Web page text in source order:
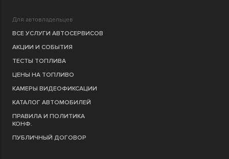
Для автовладельцев
ВСЕ УСЛУГИ АВТОСЕРВИСОВ
АКЦИИ И СОБЫТИЯ
ТЕСТЫ ТОПЛИВА
ЦЕНЫ НА ТОПЛИВО
КАМЕРЫ ВИДЕОФИКСАЦИИ
КАТАЛОГ АВТОМОБИЛЕЙ
ПРАВИЛА И ПОЛИТИКА
КОНФ.
ПУБЛИЧНЫЙ ДОГОВОР